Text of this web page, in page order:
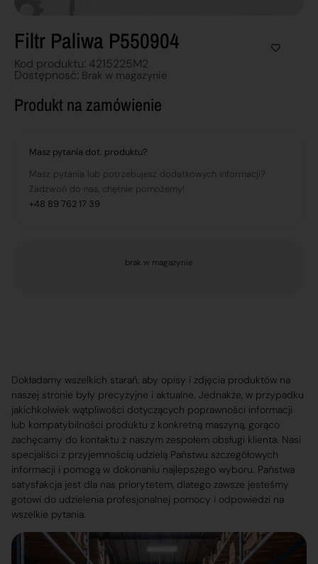
Filtr Paliwa P550904
Kod produktu: 4215225M2
Dostępnosć: Brak w magazynie
Produkt na zamówienie
Masz pytania dot. produktu?
Masz pytania lub potrzebujesz dodatkowych informacji?
Zadzwoń do nas, chętnie pomożemy!
+48 89 762 17 39
brak w magazynie
Dokładamy wszelkich starań, aby opisy i zdjęcia produktów na
naszej stronie były precyzyjne i aktualne. Jednakże, w przypadku
jakichkolwiek wątpliwości dotyczących poprawności informacji
lub kompatybilności produktu z konkretną maszyną, gorąco
zachęcamy do kontaktu z naszym zespołem obsługi klienta. Nasi
specjaliści z przyjemnością udzielą Państwu szczegółowych
informacji i pomogą w dokonaniu najlepszego wyboru. Państwa
satysfakcja jest dla nas priorytetem, dlatego zawsze jesteśmy
gotowi do udzielenia profesjonalnej pomocy i odpowiedzi na
wszelkie pytania.